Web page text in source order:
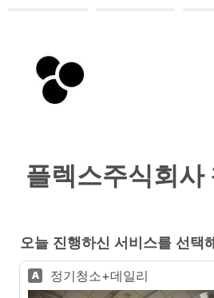
플렉스주식회사
오늘 진행하신 서비스를 선택
A 정기청소+데일리